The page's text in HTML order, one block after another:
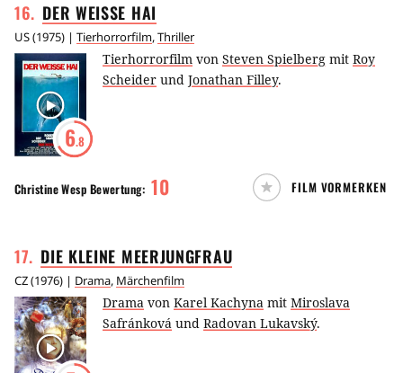
16. DER WEISSE HAI
US(1975) | Tierhorrorfilm,Thriller
6.8
Tierhorrorfilm von Steven Spielberg mit Roy
Scheider und Jonathan Filley.
Christine Wesp Bewertung: 10 FILM VORMERKEN
17. DIE KLEINE MEERJUNGFRAU
CZ(1976) | Drama, Märchenfilm
Drama von Karel Kachyna mit Miroslava
Safránková und Radovan Lukavský.